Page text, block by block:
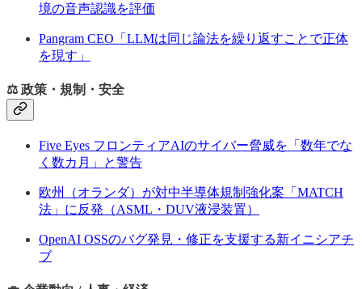
境の音声認識を評価
Pangram CEO「LLMは同じ論法を繰り返すことで正体
を現す」
⚖️ 政策・規制・安全
Five Eyes フロンティアAIのサイバー脅威を「数年でな
く数カ月」と警告
欧州（オランダ）が対中半導体規制強化案「MATCH
法」に反発（ASML・DUV液浸装置）
OpenAI OSSのバグ発見・修正を支援する新イニシアチ
ブ